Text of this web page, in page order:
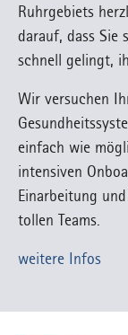
Ruhrgebiets
darauf, dass Sie
schnell gelingt,
Wir versuchen
einfach wie
intensiven
Einarbeitung
tollen Teams.
weitere Infos